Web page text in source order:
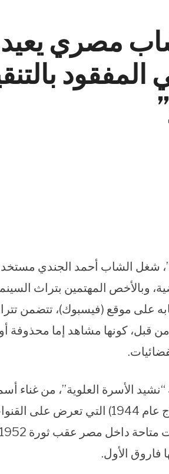
مصري يعيد
المفقود
شغل الشاب أحمد الجندي
وبالأخص المهتمين بتراث
على موقع (فيسبوك)، تتضمن
قبل، كونها مشاهد إما محذوفة
“نشيد الأسرة العلوية”، من غناء
من جميع نسخ فيلم غرام وانتقام (إنتاج عام
الأول.